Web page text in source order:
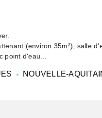
(environ 35m²), salle
d'eau...
NOUVELLE-